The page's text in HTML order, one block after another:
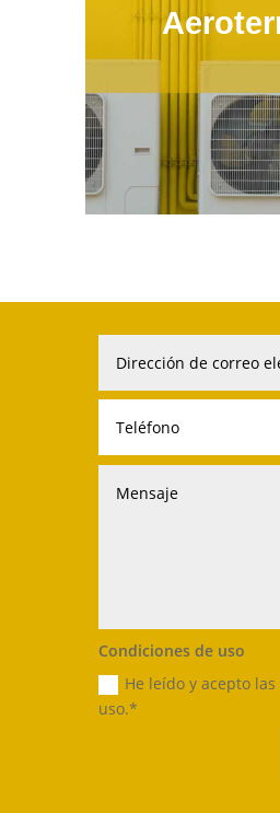
Condiciones de uso
He leído y acepto
uso.*